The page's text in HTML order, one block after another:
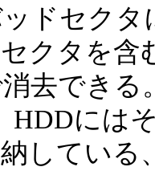
ドセク
クタを含
消去できる
HDDには
している